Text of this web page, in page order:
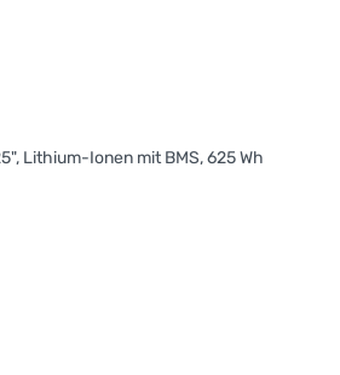
Lithium-Ionen mit BMS, 625 Wh